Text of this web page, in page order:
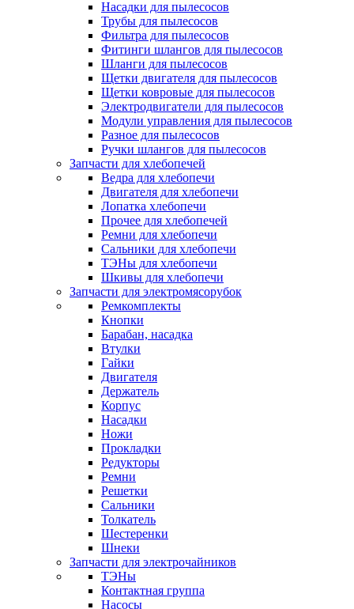
Насадки для пылесосов
Трубы для пылесосов
Фильтра для пылесосов
Фитинги шлангов для пылесосов
Шланги для пылесосов
Щетки двигателя для пылесосов
Щетки ковровые для пылесосов
Электродвигатели для пылесосов
Модули управления для пылесосов
Разное для пылесосов
Ручки шлангов для пылесосов
Запчасти для хлебопечей
Ведра для хлебопечи
Двигателя для хлебопечи
Лопатка хлебопечи
Прочее для хлебопечей
Ремни для хлебопечи
Сальники для хлебопечи
ТЭНы для хлебопечи
Шкивы для хлебопечи
Запчасти для электромясорубок
Ремкомплекты
Кнопки
Барабан, насадка
Втулки
Гайки
Двигателя
Держатель
Корпус
Насадки
Ножи
Прокладки
Редукторы
Ремни
Решетки
Сальники
Толкатель
Шестеренки
Шнеки
Запчасти для электрочайников
ТЭНы
Контактная группа
Насосы